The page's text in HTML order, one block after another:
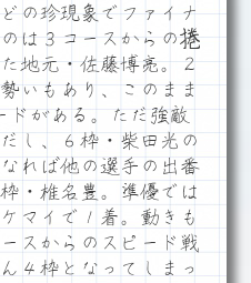
の珍現象でファイナ
は３コースからの捲
地元・佐藤博亮。２
いもあり、このまま
ドがある。ただ強敵
し、６枠・柴田光の
れば他の選手の出番
・椎名豊。準優では
マイで１着。動きも
スからのスピード戦
４枠となってしまっ